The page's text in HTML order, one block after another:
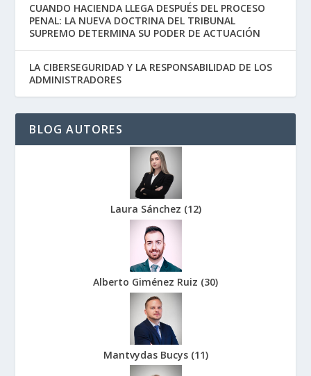
CUANDO HACIENDA LLEGA DESPUÉS DEL PROCESO
PENAL: LA NUEVA DOCTRINA DEL TRIBUNAL
SUPREMO DETERMINA SU PODER DE ACTUACIÓN
LA CIBERSEGURIDAD Y LA RESPONSABILIDAD DE LOS
ADMINISTRADORES
BLOG AUTORES
Laura Sánchez (12)
Alberto Giménez Ruiz (30)
Mantvydas Bucys (11)